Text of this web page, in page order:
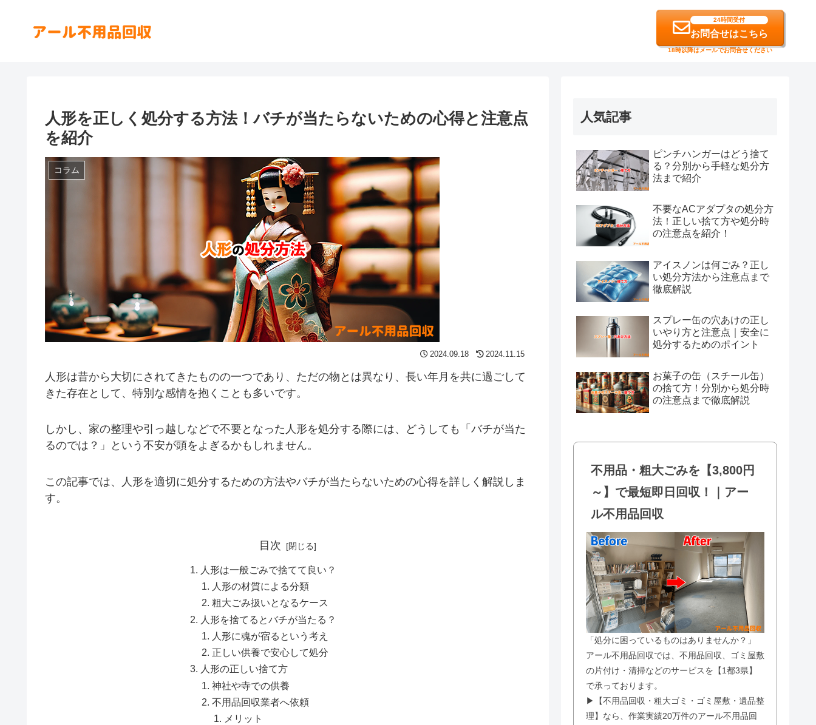
24時間受付
お問合せはこちら
18時以降はメールでお問合せください
人形を正しく処分する方法！バチが当たらないための心得と注意点
を紹介
コラム
2024.09.18 2024.11.15
人形は昔から大切にされてきたものの一つであり、ただの物とは異なり、長い年月を共に過ごして
きた存在として、特別な感情を抱くことも多いです。
しかし、家の整理や引っ越しなどで不要となった人形を処分する際には、どうしても「バチが当た
るのでは？」という不安が頭をよぎるかもしれません。
この記事では、人形を適切に処分するための方法やバチが当たらないための心得を詳しく解説しま
す。
目次
人形は一般ごみで捨てて良い？
人形の材質による分類
粗大ごみ扱いとなるケース
人形を捨てるとバチが当たる？
人形に魂が宿るという考え
正しい供養で安心して処分
人形の正しい捨て方
神社や寺での供養
不用品回収業者へ依頼
メリット
人気記事
ピンチハンガーはどう捨て
る？分別から手軽な処分方
法まで紹介
不要なACアダプタの処分方
法！正しい捨て方や処分時
の注意点を紹介！
アイスノンは何ごみ？正し
い処分方法から注意点まで
徹底解説
スプレー缶の穴あけの正し
いやり方と注意点｜安全に
処分するためのポイント
お菓子の缶（スチール缶）
の捨て方！分別から処分時
の注意点まで徹底解説
不用品・粗大ごみを【3,800円
～】で最短即日回収！｜アー
ル不用品回収
「処分に困っているものはありませんか？」
アール不用品回収では、不用品回収、ゴミ屋敷
の片付け・清掃などのサービスを【1都3県】
で承っております。
▶【不用品回収・粗大ゴミ・ゴミ屋敷・遺品整
理】なら、作業実績20万件のアール不用品回